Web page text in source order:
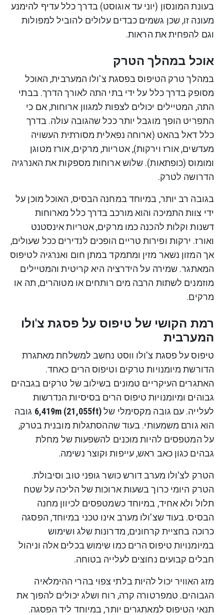
בעונת המונסון (יוני עד אוגוסט) בדרך כלל עדיף להימנע
מעונה זו, שכן גשמים כבדים עלולים להוביל למפולות
וגם להפחית את הראות.
אוכל במהלך הטרק
במהלך טרק הטיפוס בפסגת צ'ולו המערבית, האוכל
מסופק בדרך כלל על ידי בתי התה לאורך הדרך. בבתי
התה, המטיילים יכולים לצפות למגוון ארוחות, אם כי
התפריט הופך מוגבל יותר ככל שהגובה עולה. בדרך
כלל דאל בהאט (ארוחה נפאלית מסורתית העשויה
מעדשים, אורז וירקות), אטריות, מרקים, אורז מטוגן
ומומוס (כופתאות). שלוש ארוחות מספקות את האנרגיה
הדרושה לטרק.
בגובה רב יותר, במיוחד במחנה הבסיס, האוכל מוכן על
ידי צוות התמיכה והוא מורכב בדרך כלל מארוחות
דשנות וקלות להכנה כמו מרקים, אטריות אינסטנט
ואורז. ירקות ופירות טריים הופכים לנדירים ככל שעולים,
אך המזון נשאר מזין ומתמקד במתן חום ואנרגיה לטיפוס
המאתגר. שמירה על הידרציה היא קריטית והמטיילים
מוזמנים לשתות הרבה מים רותחים או מטוהרים, תה או
מרקים.
רמת הקושי של טיפוס על פסגת צ'ולו
המערבית
טיפוס על פסגת צ'ולו ווסט נחשב למשלחת מאתגרת
הדורשת מיומנויות טרקים וטיפוס הרים כאחד.
האתגרים העיקריים טמונים בשילוב של טרקים בגבהים
גבוהים ומיומנויות טיפוס הרים בסיסיות הנדרשות
לעלייה. עם גובה מקסימלי של6,419m (21,055ft) גובה
הוא גורם משמעותי. בעוד שההסתגלות מובנית בטרק,
על המטפסים להיות מוכנים להשפעות של מחלת
גבהים כגון כאב ראש, עייפות וקוצר נשימה.
הטרק לצ'ולו מערב דורש כושר גופני טוב וסיבולת.
הטרק היומי כרוך בשעות ארוכות של הליכה על שטח
תלול ולא אחיד, במיוחד כשמטפסים לכיוון מחנה
הבסיס. בעוד שצ'ולו מערב אינו טכני במיוחד, הפסגה
כרוכה בחציית קרחונים, מדרונות שלג ושימוש
במיומנויות טיפוס הרים כמו שימוש בכלים אלה וניהול
חבלים קבועים נחוצים לעלייה בטוחה.
מזג האוויר יכול להיות בלתי צפוי בהרי ההימלאיה
הגבוהים. טמפרטורה קרה, רוח ושלג יכולים להפוך את
תנאי הטיפוס למאתגרים יותר, במיוחד ליד הפסגה.